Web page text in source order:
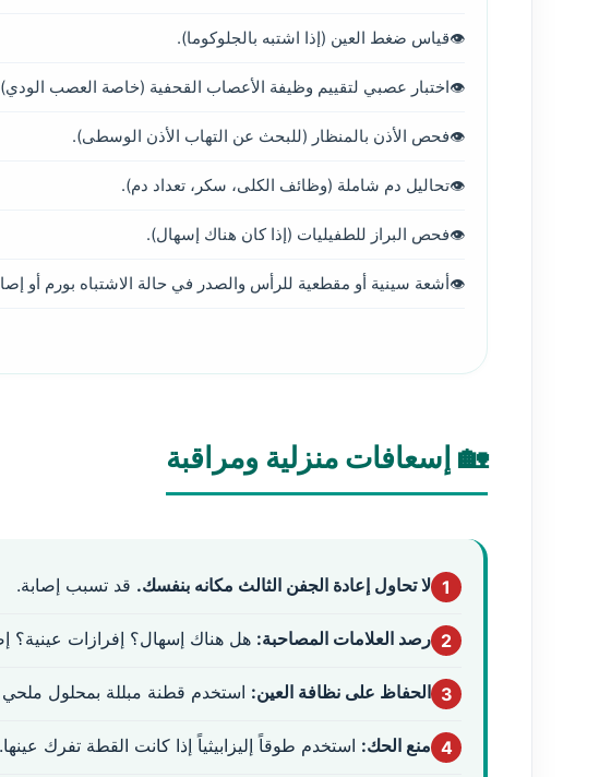
قياس ضغط العين (إذا اشتبه بالجلوكوما).
اختبار عصبي لتقييم وظيفة الأعصاب القحفية (خاصة العصب
فحص الأذن بالمنظار (للبحث عن التهاب الأذن الوسطى).
تحاليل دم شاملة (وظائف الكلى، سكر، تعداد دم).
فحص البراز للطفيليات (إذا كان هناك إسهال).
أشعة سينية أو مقطعية للرأس والصدر في حالة الاشتباه بورم أو
🏡 إسعافات منزلية ومراقبة
1 لا تحاول إعادة الجفن الثالث مكانه بنفسك. قد تسبب إصابة.
2 رصد العلامات المصاحبة: هل هناك إسهال؟ إفرازات عينية؟
3 الحفاظ على نظافة العين: استخدم قطنة مبللة بمحلول
4 منع الحك: استخدم طوقاً إليزابيثياً إذا كانت القطة تفرك عينها.